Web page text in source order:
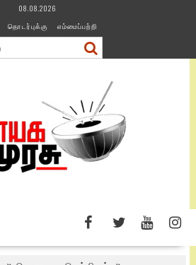
08.08.2026
தொடர்புக்கு எம்மைப்பற்றி